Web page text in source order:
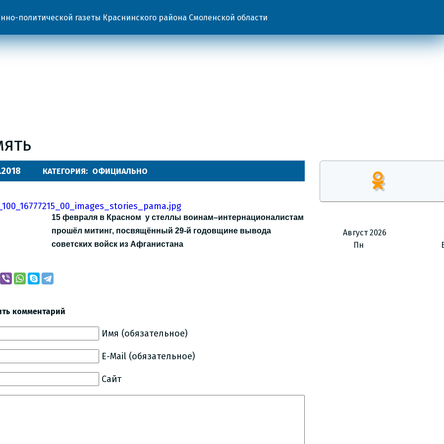
политической газеты Краснинского района Смоленской области
КАТЕГОРИЯ: ОФИЦИАЛЬНО
15 февраля в Красном у стеллы воинам–интернационалистам
прошёл митинг, посвящённый 29-й годовщине вывода
советских войск из Афганистана
комментарий
Имя (обязательное)
E-Mail (обязательное)
Сайт
Август 2026
Пн